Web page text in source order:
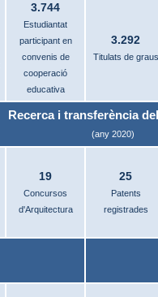
3.744
Estudiantat
participant en
convenis de
cooperació
educativa
3.292
Titulats de graus
Recerca i transferència
(any 2020)
19
Concursos
d'Arquitectura
25
Patents
registrades